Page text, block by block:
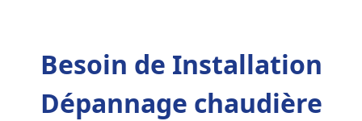
Besoin de Installation
Dépannage chaudière